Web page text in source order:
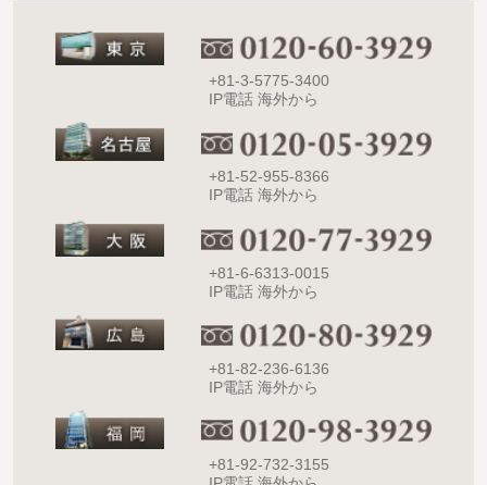
+81-3-5775-3400
IP電話 海外から
+81-52-955-8366
IP電話 海外から
+81-6-6313-0015
IP電話 海外から
+81-82-236-6136
IP電話 海外から
+81-92-732-3155